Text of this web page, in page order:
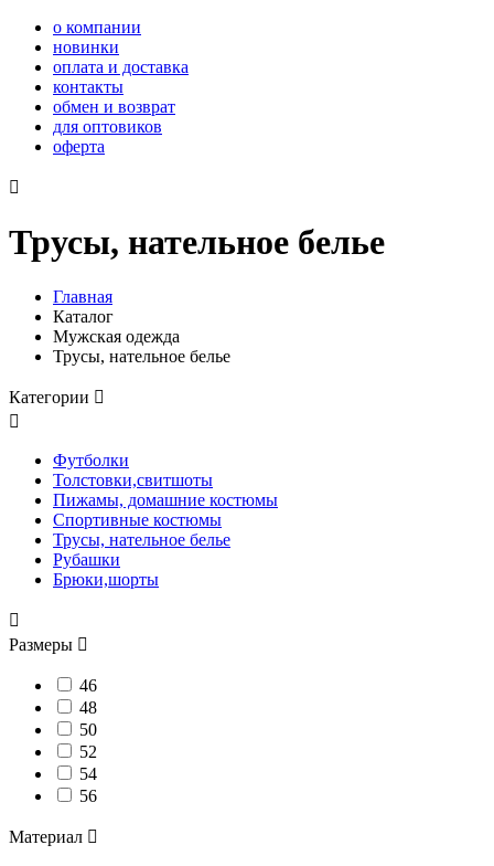
о компании
новинки
оплата и доставка
контакты
обмен и возврат
для оптовиков
оферта

Трусы, нательное белье
Главная
Каталог
Мужская одежда
Трусы, нательное белье
Категории 

Футболки
Толстовки,свитшоты
Пижамы, домашние костюмы
Спортивные костюмы
Трусы, нательное белье
Рубашки
Брюки,шорты

Размеры 
46
48
50
52
54
56
Материал 